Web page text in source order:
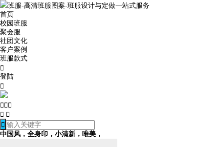
班服-高清班服图案-班服设计与定做一站式服务
首页
校园班服
聚会服
社团文化
客户案例
班服款式

登陆

  
 

中国风，全身印，小清新，唯美，